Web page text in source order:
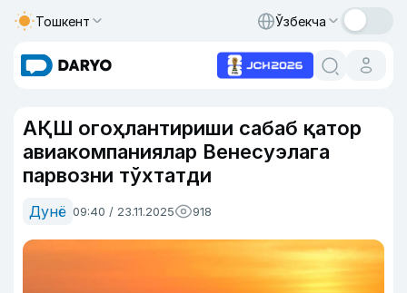
Тошкент Ўзбекча
АҚШ огоҳлантириши сабаб қатор
авиакомпаниялар Венесуэлага
парвозни тўхтатди
Дунё 09:40 / 23.11.2025 918